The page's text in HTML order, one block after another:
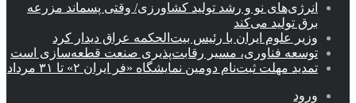
انرژی‌های نو و رشد تولید کشاورزی/ وقتی پسماند مزرعه‌
برق تولید می‌کند
وزیر علوم ایران با رئیس بیت‌الحکمه عراق دیدار کرد
توسعه فناوری، مسیر رقابت‌پذیری صنعت قطعه‌سازی است
تمدید مهلت ثبت‌نام دومین نمایشگاه «فر ایران ۲» تا ۳۱ مرداد
ورود